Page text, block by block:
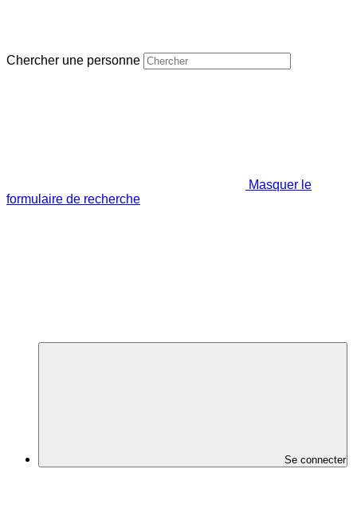
Chercher une personne
Masquer le
formulaire de recherche
Se connecter